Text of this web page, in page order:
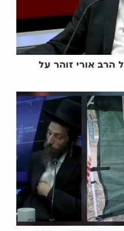
הרב אורי זוהר על